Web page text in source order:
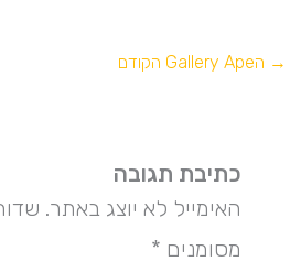
→ הGallery Ape הקודם
כתיבת תגובה
האימייל לא יוצג באתר.
מסומנים *